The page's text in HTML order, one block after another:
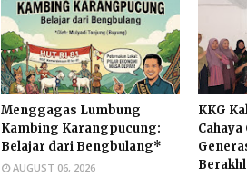
Menggagas Lumbung
Kambing Karangpucung:
Belajar dari Bengbulang*
AUGUST 06, 2026
KKG